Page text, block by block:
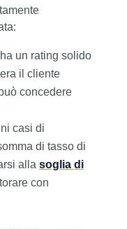
un rating solido
il cliente
concedere
casi di
di tasso di
alla soglia di
con